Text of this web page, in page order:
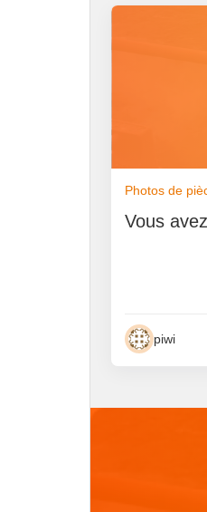
Photos de
Vous
piwi